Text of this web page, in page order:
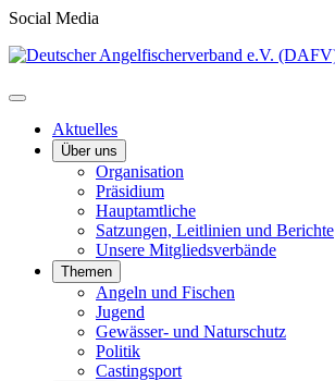
Social Media
Aktuelles
Über uns
Organisation
Präsidium
Hauptamtliche
Satzungen, Leitlinien und Berichte
Unsere Mitgliedsverbände
Themen
Angeln und Fischen
Jugend
Gewässer- und Naturschutz
Politik
Castingsport